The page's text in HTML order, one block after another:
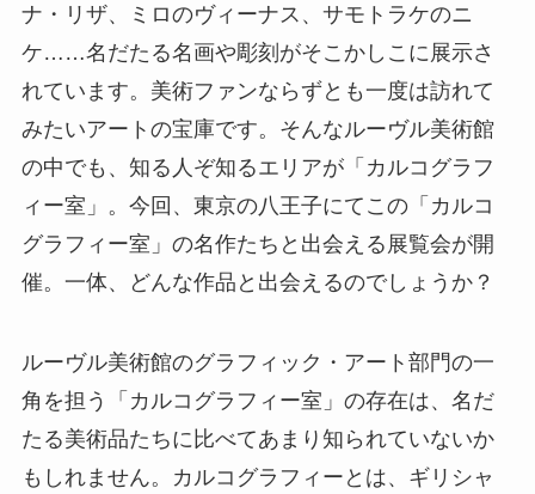
ナ・リザ、ミロのヴィーナス、サモトラケのニ
ケ……名だたる名画や彫刻がそこかしこに展示さ
れています。美術ファンならずとも一度は訪れて
みたいアートの宝庫です。そんなルーヴル美術館
の中でも、知る人ぞ知るエリアが「カルコグラフ
ィー室」。今回、東京の八王子にてこの「カルコ
グラフィー室」の名作たちと出会える展覧会が開
催。一体、どんな作品と出会えるのでしょうか？
ルーヴル美術館のグラフィック・アート部門の一
角を担う「カルコグラフィー室」の存在は、名だ
たる美術品たちに比べてあまり知られていないか
もしれません。カルコグラフィーとは、ギリシャ